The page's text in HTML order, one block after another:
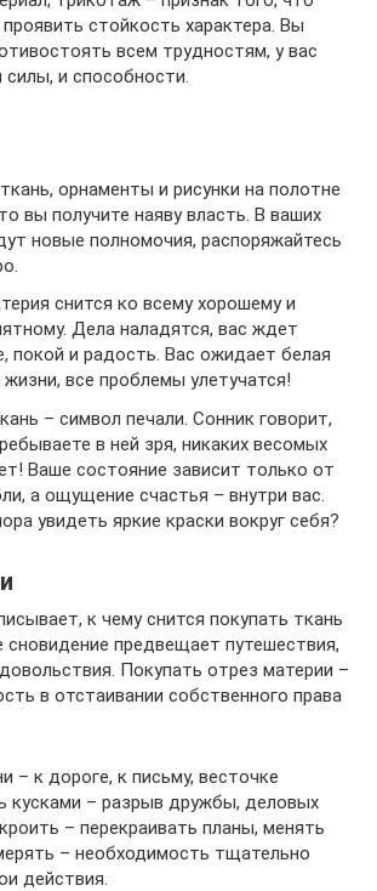
стойкость характера. Вы
всем трудностям, у вас
силы, и способности.
орнаменты и рисунки на полотне
вы получите наяву власть. В ваших
новые полномочия, распоряжайтесь
снится ко всему хорошему и
Дела наладятся, вас ждет
покой и радость. Вас ожидает белая
все проблемы улетучатся!
– символ печали. Сонник говорит,
в ней зря, никаких весомых
Ваше состояние зависит только от
а ощущение счастья – внутри вас.
увидеть яркие краски вокруг себя?
к чему снится покупать ткань
сновидение предвещает путешествия,
Покупать отрез материи –
в отстаивании собственного права
– к дороге, к письму, весточке
кусками – разрыв дружбы, деловых
– перекраивать планы, менять
– необходимость тщательно
действия.